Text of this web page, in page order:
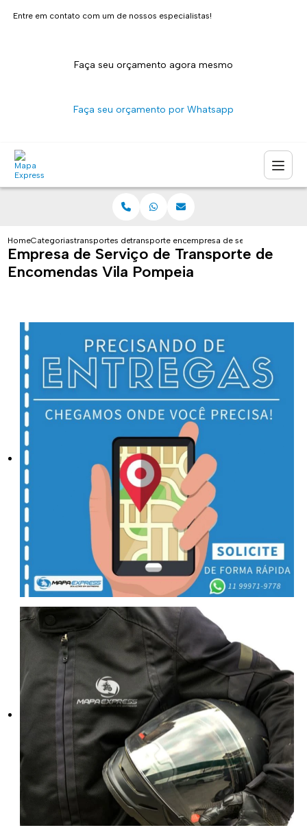
Entre em contato com um de nossos especialistas!
Faça seu orçamento agora mesmo
Faça seu orçamento por Whatsapp
HomeCategoriastransportes de encomendastransporte encomendas sao paulo
empresa de servico de
Empresa de Serviço de Transporte de
Encomendas Vila Pompeia